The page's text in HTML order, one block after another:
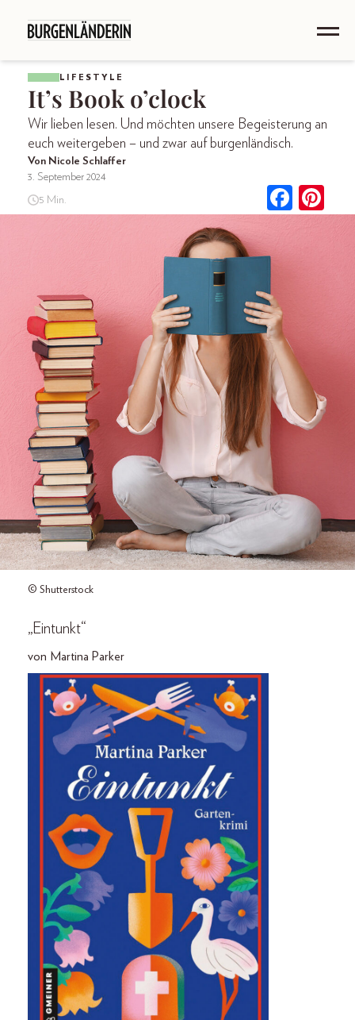
LIFESTYLE
It’s Book o’clock
Wir lieben lesen. Und möchten unsere Begeisterung an
euch weitergeben – und zwar auf burgenländisch.
Von Nicole Schlaffer
3. September 2024
5 Min.
© Shutterstock
„Eintunkt“
von Martina Parker